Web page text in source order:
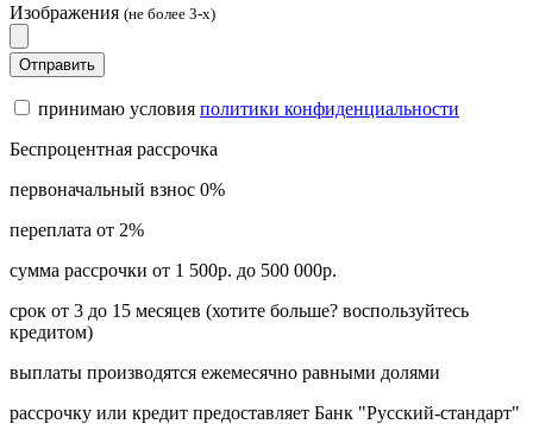
Изображения (не более 3-х)
Отправить
принимаю условия политики конфиденциальности
Беспроцентная рассрочка
первоначальный взнос 0%
переплата от 2%
сумма рассрочки от 1 500р. до 500 000р.
срок от 3 до 15 месяцев (хотите больше? воспользуйтесь
кредитом)
выплаты производятся ежемесячно равными долями
рассрочку или кредит предоставляет Банк "Русский-стандарт"